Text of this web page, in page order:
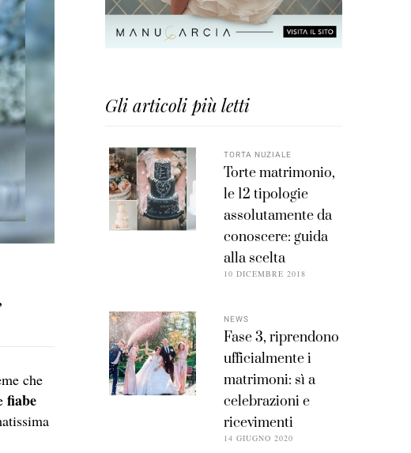
che
fiabe
Gli articoli più letti
TORTA NUZIALE
Torte matrimonio,
le 12 tipologie
assolutamente da
conoscere: guida
alla scelta
10 DICEMBRE 2018
NEWS
Fase 3, riprendono
ufficialmente i
matrimoni: sì a
celebrazioni e
ricevimenti
14 GIUGNO 2020